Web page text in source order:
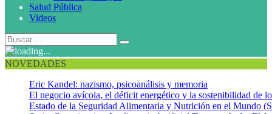
Salud Pública
Videos
NOVEDADES
Eric Kandel: nazismo, psicoanálisis y memoria
El negocio avícola, el déficit energético y la sostenibilidad de
Estado de la Seguridad Alimentaria y Nutrición en el Mundo